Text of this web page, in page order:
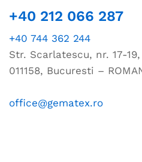
+40 212 066 287
+40 744 362 244
Str. Scarlatescu, nr. 17-
011158, Bucuresti –
office@gematex.ro